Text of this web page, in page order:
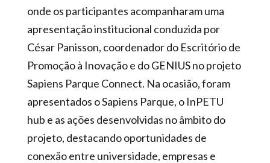
onde os participantes acompanharam uma
apresentação institucional conduzida por
César Panisson, coordenador do Escritório de
Promoção à Inovação e do GENIUS no projeto
Sapiens Parque Connect. Na ocasião, foram
apresentados o Sapiens Parque, o InPETU
hub e as ações desenvolvidas no âmbito do
projeto, destacando oportunidades de
conexão entre universidade, empresas e